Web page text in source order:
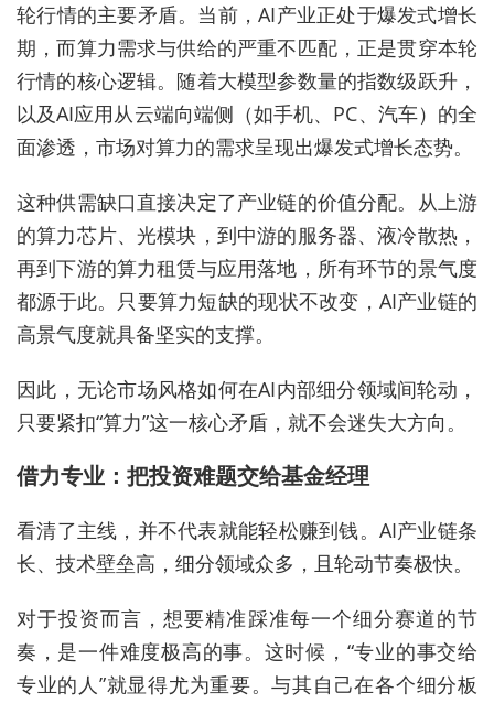
轮行情的主要矛盾。当前，AI产业正处于爆发式增长
期，而算力需求与供给的严重不匹配，正是贯穿本轮
行情的核心逻辑。随着大模型参数量的指数级跃升，
以及AI应用从云端向端侧（如手机、PC、汽车）的全
面渗透，市场对算力的需求呈现出爆发式增长态势。
这种供需缺口直接决定了产业链的价值分配。从上游
的算力芯片、光模块，到中游的服务器、液冷散热，
再到下游的算力租赁与应用落地，所有环节的景气度
都源于此。只要算力短缺的现状不改变，AI产业链的
高景气度就具备坚实的支撑。
因此，无论市场风格如何在AI内部细分领域间轮动，
只要紧扣“算力”这一核心矛盾，就不会迷失大方向。
借力专业：把投资难题交给基金经理
看清了主线，并不代表就能轻松赚到钱。AI产业链条
长、技术壁垒高，细分领域众多，且轮动节奏极快。
对于投资而言，想要精准踩准每一个细分赛道的节
奏，是一件难度极高的事。这时候，“专业的事交给
专业的人”就显得尤为重要。与其自己在各个细分板